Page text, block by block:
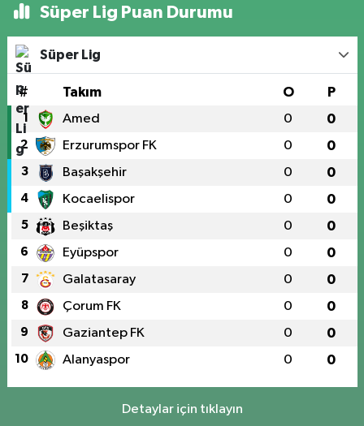
Süper Lig Puan Durumu
Süper Lig
# Takım O P
1 Amed 0 0
2 Erzurumspor FK 0 0
3 Başakşehir 0 0
4 Kocaelispor 0 0
5 Beşiktaş 0 0
6 Eyüpspor 0 0
7 Galatasaray 0 0
8 Çorum FK 0 0
9 Gaziantep FK 0 0
10 Alanyaspor 0 0
Detaylar için tıklayın